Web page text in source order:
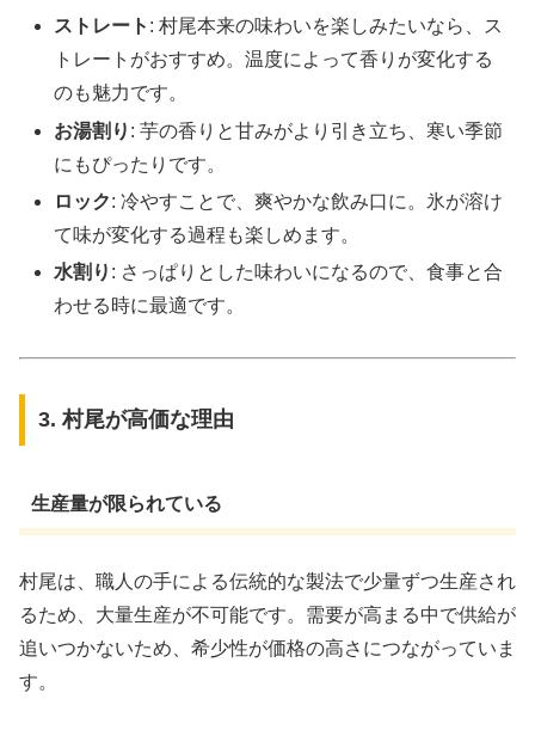
ストレート : 村尾本来の味わいを楽しみたいなら、ス
トレートがおすすめ。温度によって香りが変化する
のも魅力です。
お湯割り : 芋の香りと甘みがより引き立ち、寒い季節
にもぴったりです。
ロック: 冷やすことで、爽やかな飲み口に。氷が溶け
て味が変化する過程も楽しめます。
水割り : さっぱりとした味わいになるので、食事と合
わせる時に最適です。
3. 村尾が高価な理由
生産量が限られている
村尾は、職人の手による伝統的な製法で少量ずつ生産され
るため、大量生産が不可能です。需要が高まる中で供給が
追いつかないため、希少性が価格の高さにつながっていま
す。